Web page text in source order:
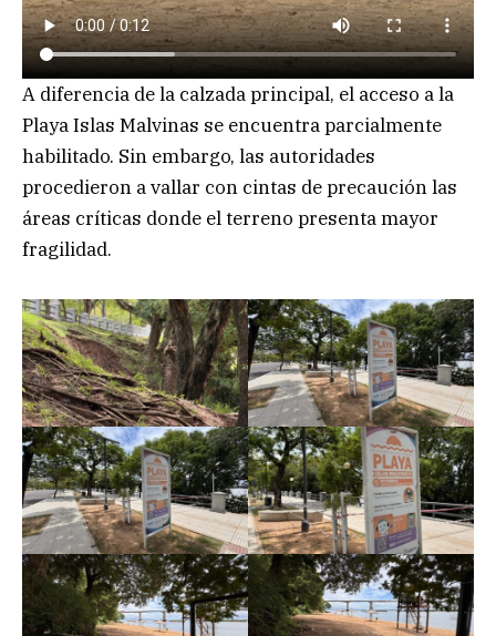
A diferencia de la calzada principal, el acceso a la
Playa Islas Malvinas se encuentra parcialmente
habilitado. Sin embargo, las autoridades
procedieron a vallar con cintas de precaución las
áreas críticas donde el terreno presenta mayor
fragilidad.